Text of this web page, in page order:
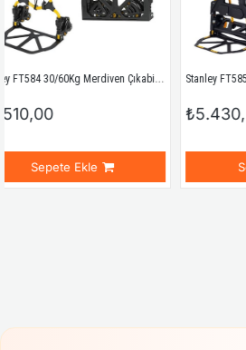
Stanley FT584 30/60Kg Merdiven Çıkabilen Katlanır El Arabası